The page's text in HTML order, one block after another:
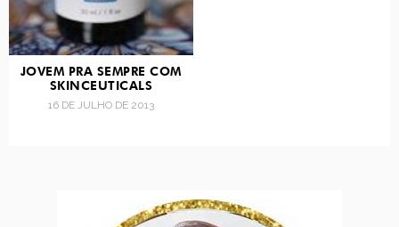
JOVEM PRA SEMPRE COM
SKINCEUTICALS
16 DE JULHO DE 2013